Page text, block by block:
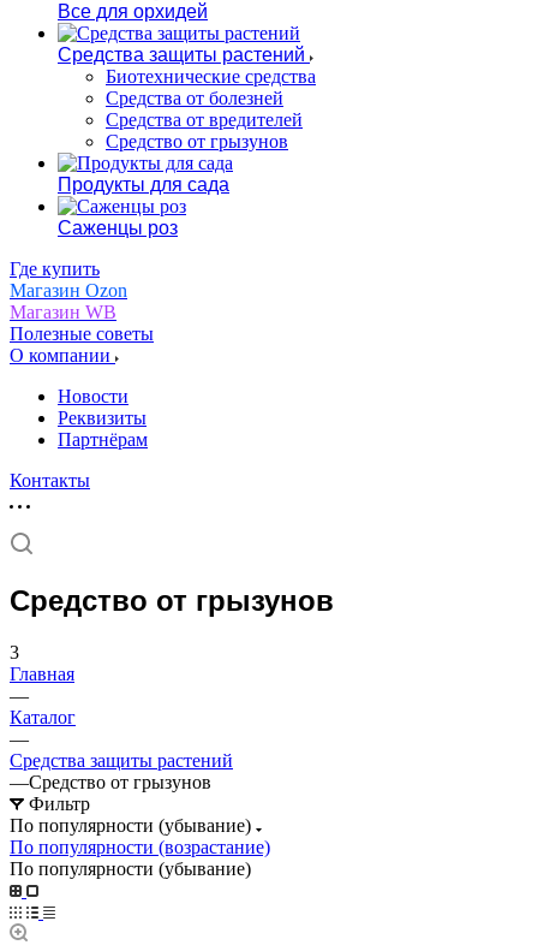
Все для орхидей
Средства защиты растений
Биотехнические средства
Средства от болезней
Средства от вредителей
Средство от грызунов
Продукты для сада
Саженцы роз
Где купить
Магазин Ozon
Магазин WB
Полезные советы
О компании
Новости
Реквизиты
Партнёрам
Контакты
Средство от грызунов
3
Главная
—
Каталог
—
Средства защиты растений
—Средство от грызунов
Фильтр
По популярности (убывание)
По популярности (возрастание)
По популярности (убывание)